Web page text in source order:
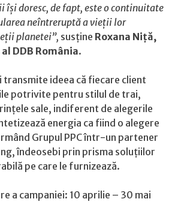
își doresc, de fapt, este o continuitate
neîntreruptă a vieții lor
planetei”, susține Roxana Niță,
DDB România.
transmite ideea că fiecare client
potrivite pentru stilul de trai,
sale, indiferent de alegerile
energia ca fiind o alegere
Grupul PPC într-un partener
îndeosebi prin prisma soluțiilor
pe care le furnizează.
a campaniei: 10 aprilie – 30 mai